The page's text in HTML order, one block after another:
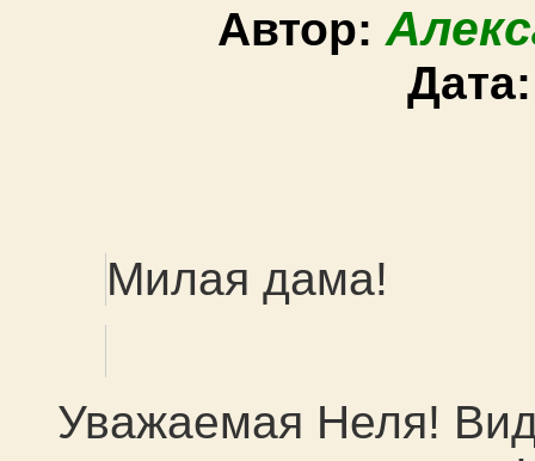
Автор:
Милая дама!
Уважаемая Неля!